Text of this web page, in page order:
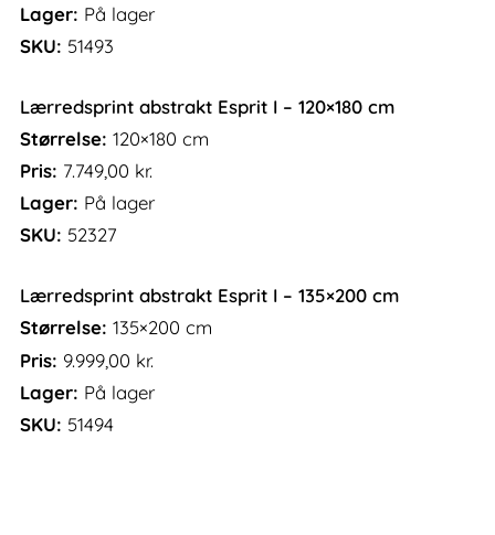
Lager: På lager
SKU: 51493
Lærredsprint abstrakt Esprit I – 120×180 cm
Størrelse: 120×180 cm
Pris: 7.749,00 kr.
Lager: På lager
SKU: 52327
Lærredsprint abstrakt Esprit I – 135×200 cm
Størrelse: 135×200 cm
Pris: 9.999,00 kr.
Lager: På lager
SKU: 51494